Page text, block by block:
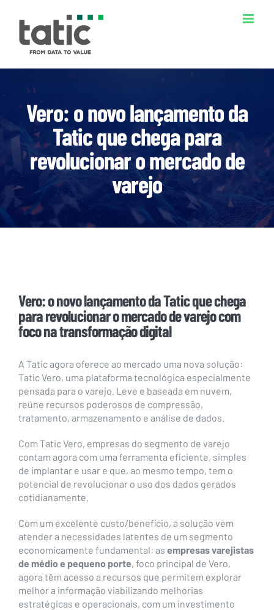
conteúdo
Vero: o novo lançamento da
Tatic que chega para
revolucionar o mercado de
varejo
Vero: o novo lançamento da Tatic que chega
para revolucionar o mercado de varejo com
foco na transformação digital
A Tatic agora oferece ao mercado uma nova solução:
Tatic Vero, uma plataforma tecnológica especialmente
pensada para o varejo. Leve e baseada em nuvem,
reúne recursos poderosos de compressão,
tratamento, armazenamento e análise de dados.
Com Tatic Vero, empresas do segmento de varejo
contam agora com uma ferramenta eficiente, simples
de implantar e usar e que, ao mesmo tempo, tem o
potencial de revolucionar o uso dos dados gerados
cotidianamente.
Com um excelente custo/benefício, a solução vem
atender a necessidades latentes de um segmento
economicamente fundamental: as empresas varejistas
de médio e pequeno porte, foco principal de Vero,
agora têm acesso a recursos que permitem explorar
melhor a informação viabilizando melhorias
estratégicas e operacionais, com um investimento